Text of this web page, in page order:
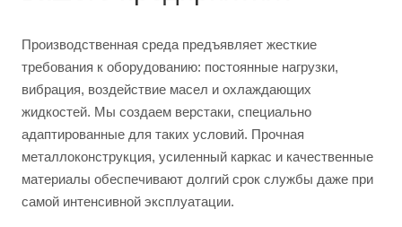
Производственная среда предъявляет жесткие
требования к оборудованию: постоянные нагрузки,
вибрация, воздействие масел и охлаждающих
жидкостей. Мы создаем верстаки, специально
адаптированные для таких условий. Прочная
металлоконструкция, усиленный каркас и качественные
материалы обеспечивают долгий срок службы даже при
самой интенсивной эксплуатации.